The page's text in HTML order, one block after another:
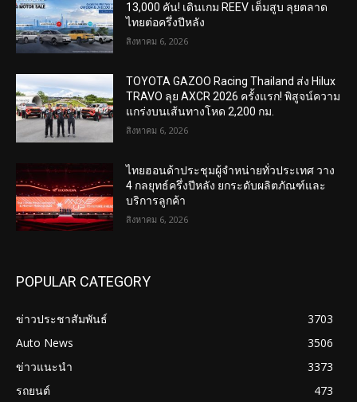
13,000 คัน! เดินเกม REEV เต็มสูบ ลุยตลาด
ไทยต่อครึ่งปีหลัง
สิงหาคม 6, 2026
TOYOTA GAZOO Racing Thailand ส่ง Hilux
TRAVO ลุย AXCR 2026 ครั้งแรก! พิสูจน์ความ
แกร่งบนเส้นทางโหด 2,200 กม.
สิงหาคม 6, 2026
ไทยฮอนด้าประชุมผู้จำหน่ายทั่วประเทศ วาง
4 กลยุทธ์ครึ่งปีหลัง ยกระดับผลิตภัณฑ์และ
บริการลูกค้า
สิงหาคม 6, 2026
POPULAR CATEGORY
ข่าวประชาสัมพันธ์
3703
Auto News
3506
ข่าวแนะนำ
3373
รถยนต์
473